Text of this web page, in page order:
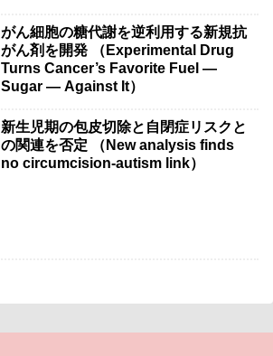
がん細胞の糖代謝を逆利用する新規抗
がん剤を開発 （Experimental Drug
Turns Cancer’s Favorite Fuel —
Sugar — Against It）
新生児期の包皮切除と自閉症リスクと
の関連を否定 （New analysis finds
no circumcision-autism link）